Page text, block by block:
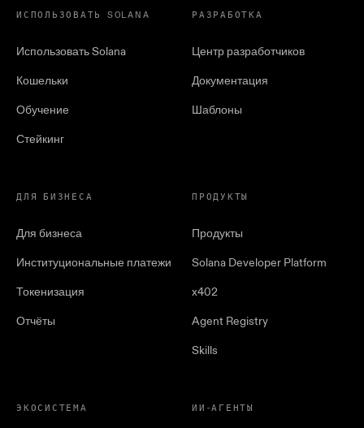
ИСПОЛЬЗОВАТЬ SOLANA
Использовать Solana
Кошельки
Обучение
Стейкинг
РАЗРАБОТКА
Центр разработчиков
Документация
Шаблоны
ДЛЯ БИЗНЕСА
Для бизнеса
Институциональные платежи
Токенизация
Отчёты
ПРОДУКТЫ
Продукты
Solana Developer Platform
x402
Agent Registry
Skills
ЭКОСИСТЕМА ИИ-АГЕНТЫ